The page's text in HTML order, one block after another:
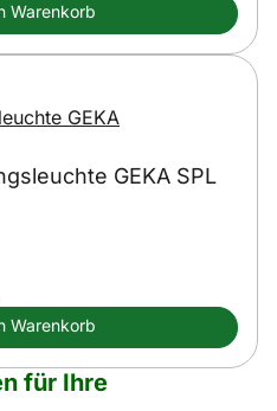
Warenkorb
GEKA SPL
Warenkorb
für Ihre